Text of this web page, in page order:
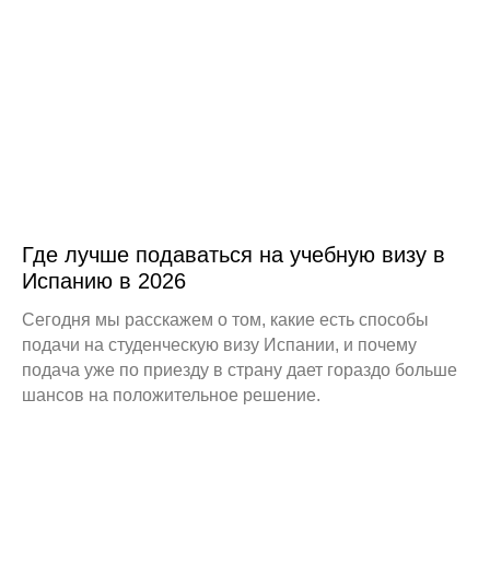
Где лучше подаваться на учебную визу в
Испанию в 2026
Сегодня мы расскажем о том, какие есть способы
подачи на студенческую визу Испании, и почему
подача уже по приезду в страну дает гораздо больше
шансов на положительное решение.